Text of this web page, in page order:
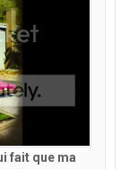
fait que ma